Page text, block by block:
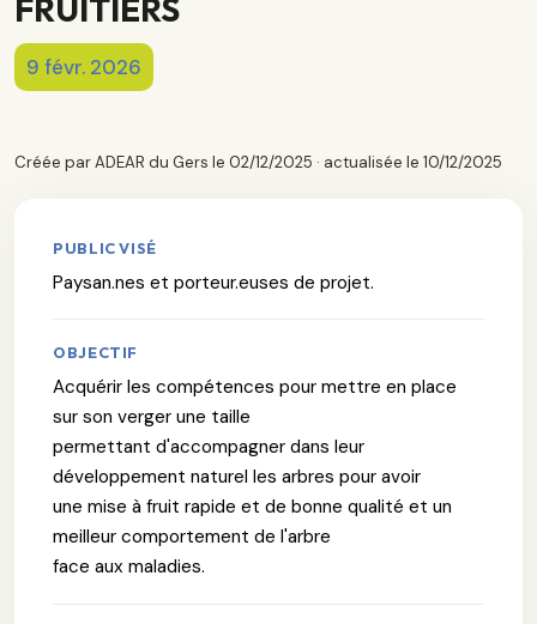
FRUITIERS
9 févr. 2026
Créée par ADEAR du Gers le 02/12/2025 · actualisée le 10/12/2025
PUBLIC VISÉ
Paysan.nes et porteur.euses de projet.
OBJECTIF
Acquérir les compétences pour mettre en place
sur son verger une taille
permettant d'accompagner dans leur
développement naturel les arbres pour avoir
une mise à fruit rapide et de bonne qualité et un
meilleur comportement de l'arbre
face aux maladies.